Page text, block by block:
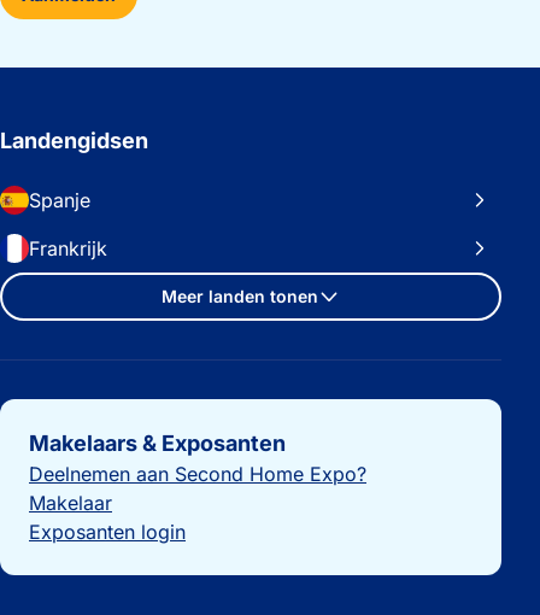
Landengidsen
Spanje
Frankrijk
Meer landen tonen
Belangrijke links
Makelaars & Exposanten
Deelnemen aan Second Home Expo?
Makelaar
Exposanten login